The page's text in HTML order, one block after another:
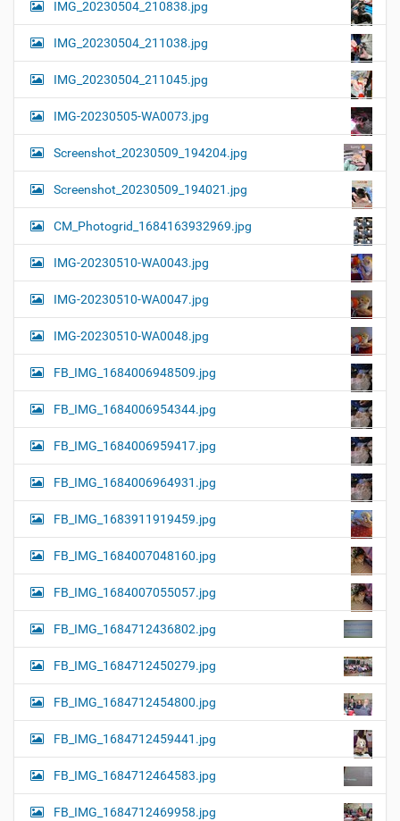
IMG_20230504_210838.jpg
IMG_20230504_211038.jpg
IMG_20230504_211045.jpg
IMG-20230505-WA0073.jpg
Screenshot_20230509_194204.jpg
Screenshot_20230509_194021.jpg
CM_Photogrid_1684163932969.jpg
IMG-20230510-WA0043.jpg
IMG-20230510-WA0047.jpg
IMG-20230510-WA0048.jpg
FB_IMG_1684006948509.jpg
FB_IMG_1684006954344.jpg
FB_IMG_1684006959417.jpg
FB_IMG_1684006964931.jpg
FB_IMG_1683911919459.jpg
FB_IMG_1684007048160.jpg
FB_IMG_1684007055057.jpg
FB_IMG_1684712436802.jpg
FB_IMG_1684712450279.jpg
FB_IMG_1684712454800.jpg
FB_IMG_1684712459441.jpg
FB_IMG_1684712464583.jpg
FB_IMG_1684712469958.jpg